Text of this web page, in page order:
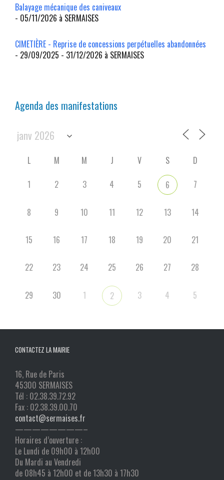
Balayage mécanique des caniveaux
- 05/11/2026 à SERMAISES
CIMETIÈRE - Reprise de concessions perpétuelles abandonnées
- 29/09/2025 - 31/12/2026 à SERMAISES
Agenda des manifestations
L M M J V S
D
1
2 3 4 5 6 7
8 9 10 11 12 13 14
15 16 17 18 19 20 21
22 23 24 25 26 27 28
29 30 1 2 3 4 5
CONTACTEZ LA MAIRIE
16, Rue de Paris
45300 SERMAISES
Tél : 02.38.39.72.92
Fax : 02.38.39.00.70
contact@sermaises.fr
————————–
Horaires d’ouverture :
Le Lundi de 09h00 à 12h00
Du Mardi au Vendredi
de 08h45 à 12h00 et de 13h30 à 17h30